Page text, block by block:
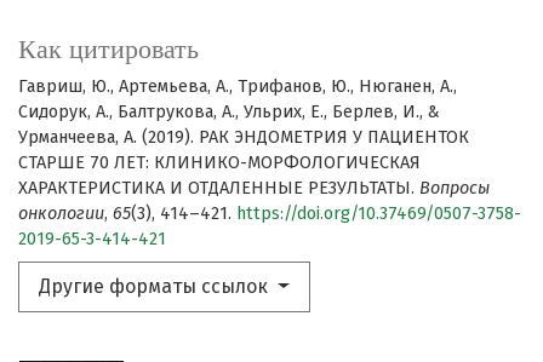
Как цитировать
Гавриш, Ю., Артемьева, А., Трифанов, Ю., Нюганен, А.,
Сидорук, А., Балтрукова, А., Ульрих, Е., Берлев, И., &
Урманчеева, А. (2019). РАК ЭНДОМЕТРИЯ У ПАЦИЕНТОК
СТАРШЕ 70 ЛЕТ: КЛИНИКО-МОРФОЛОГИЧЕСКАЯ
ХАРАКТЕРИСТИКА И ОТДАЛЕННЫЕ РЕЗУЛЬТАТЫ. Вопросы
онкологии, 65(3), 414–421. https://doi.org/10.37469/0507-3758-
2019-65-3-414-421
Другие форматы ссылок